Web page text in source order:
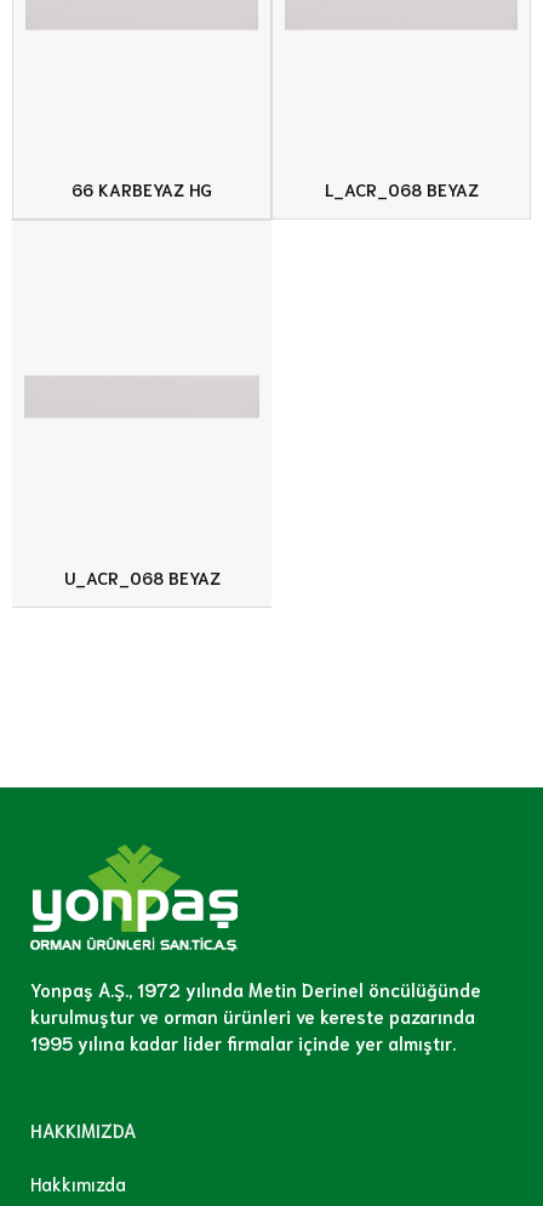
66 KARBEYAZ HG L_ACR_068 BEYAZ
U_ACR_068 BEYAZ
Yonpaş A.Ş., 1972 yılında Metin Derinel öncülüğünde
kurulmuştur ve orman ürünleri ve kereste pazarında
1995 yılına kadar lider firmalar içinde yer almıştır.
HAKKIMIZDA
Hakkımızda